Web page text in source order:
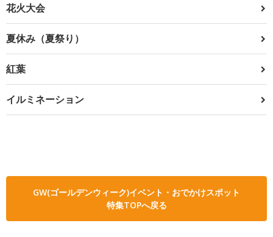
花火大会
夏休み（夏祭り）
紅葉
イルミネーション
GW(ゴールデンウィーク)イベント・おでかけスポット
特集TOPへ戻る